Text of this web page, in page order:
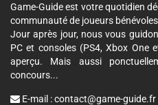
Game-Guide est votre quotidien
communauté de joueurs
Jour après jour, nous vous
PC et consoles (PS4, Xbox One
aperçu. Mais aussi
concours...
E-mail :contact@game-guide.fr